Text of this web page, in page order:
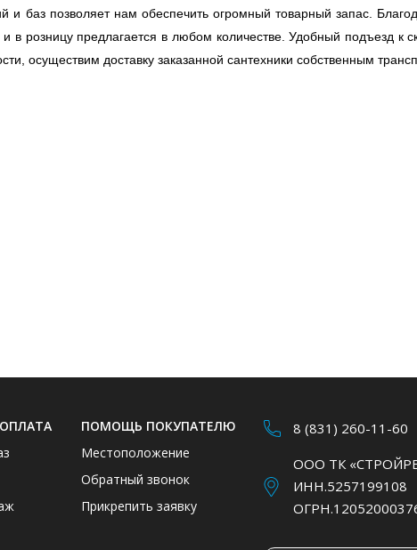
и баз позволяет нам обеспечить огромный товарный запас.
в розницу предлагается в любом количестве. Удобный подъезд к
осуществим доставку заказанной сантехники собственным
ПОМОЩЬ ПОКУПАТЕЛЮ
Местоположение
Обратный звонок
Прикрепить заявку
8 (831) 260-11-60
ООО ТК
ИНН.5257199108